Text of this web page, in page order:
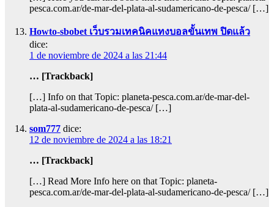
pesca.com.ar/de-mar-del-plata-al-sudamericano-de-pesca/ […]
Howto-sbobet เว็บรวมเทคนิคแทงบอลขั้นเทพ ปิดแล้ว
dice:
1 de noviembre de 2024 a las 21:44
… [Trackback]
[…] Info on that Topic: planeta-pesca.com.ar/de-mar-del-
plata-al-sudamericano-de-pesca/ […]
som777 dice:
12 de noviembre de 2024 a las 18:21
… [Trackback]
[…] Read More Info here on that Topic: planeta-
pesca.com.ar/de-mar-del-plata-al-sudamericano-de-pesca/ […]